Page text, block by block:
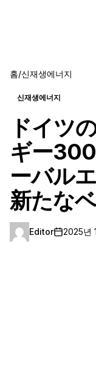
홈/신재생에너지
신재생에너지
ドイツ
ギー
ーバル
新たな
Editor 2025년